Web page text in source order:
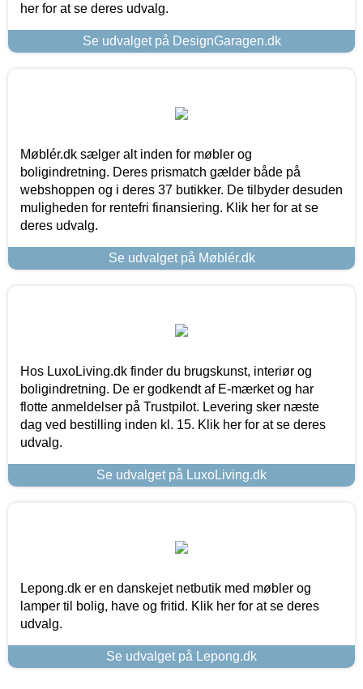
her for at se deres udvalg.
Se udvalget på DesignGaragen.dk
Møblér.dk sælger alt inden for møbler og
boligindretning. Deres prismatch gælder både på
webshoppen og i deres 37 butikker. De tilbyder desuden
muligheden for rentefri finansiering. Klik her for at se
deres udvalg.
Se udvalget på Møblér.dk
Hos LuxoLiving.dk finder du brugskunst, interiør og
boligindretning. De er godkendt af E-mærket og har
flotte anmeldelser på Trustpilot. Levering sker næste
dag ved bestilling inden kl. 15. Klik her for at se deres
udvalg.
Se udvalget på LuxoLiving.dk
Lepong.dk er en danskejet netbutik med møbler og
lamper til bolig, have og fritid. Klik her for at se deres
udvalg.
Se udvalget på Lepong.dk